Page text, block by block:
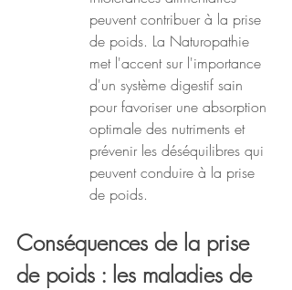
peuvent contribuer à la prise
de poids. La Naturopathie
met l'accent sur l'importance
d'un système digestif sain
pour favoriser une absorption
optimale des nutriments et
prévenir les déséquilibres qui
peuvent conduire à la prise
de poids.
Conséquences de la prise
de poids : les maladies de